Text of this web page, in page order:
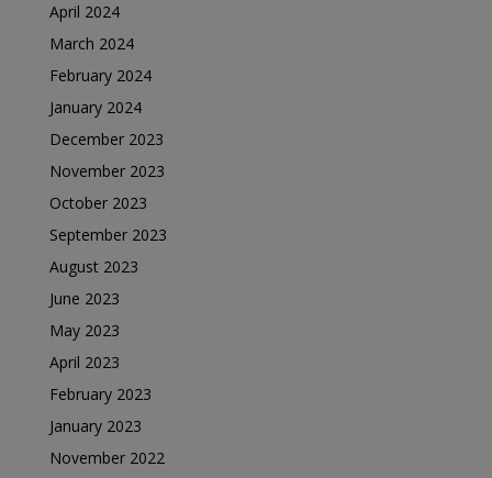
April 2024
March 2024
February 2024
January 2024
December 2023
November 2023
October 2023
September 2023
August 2023
June 2023
May 2023
April 2023
February 2023
January 2023
November 2022